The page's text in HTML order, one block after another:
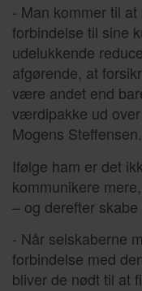
- Man kommer til
forbindelse til sine
udelukkende
afgørende, at
være andet end
værdipakke ud
Mogens Steffensen.
Ifølge ham er det
kommunikere
– og derefter
- Når selskaberne
forbindelse med
bliver de nødt til at